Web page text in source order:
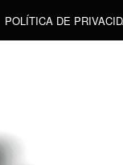
POLÍTICA DE